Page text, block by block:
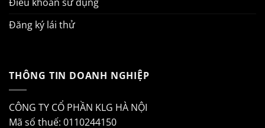
Đăng ký lái thử
THÔNG TIN DOANH NGHIỆP
CÔNG TY CỔ PHẦN KLG HÀ NỘI
Mã số thuế: 0110244150